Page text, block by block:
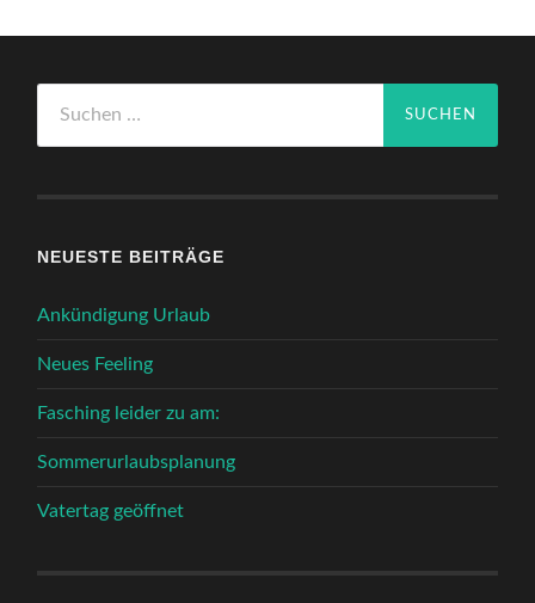
nach:
NEUESTE BEITRÄGE
Ankündigung Urlaub
Neues Feeling
Fasching leider zu am:
Sommerurlaubsplanung
Vatertag geöffnet